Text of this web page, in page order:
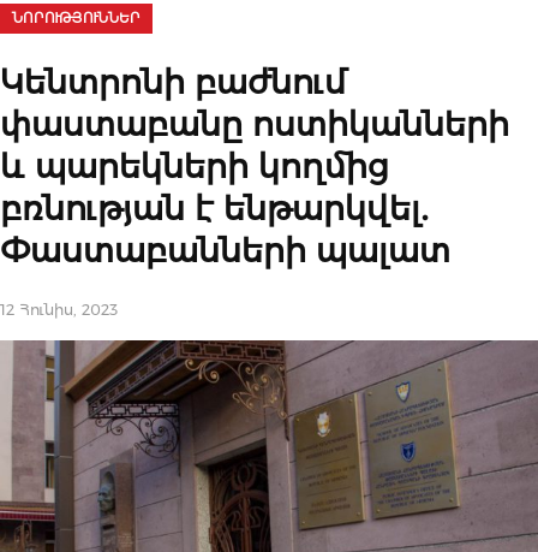
ՆՈՐՈՒԹՅՈՒՆՆԵՐ
Կենտրոնի բաժնում
փաստաբանը ոստիկանների
և պարեկների կողմից
բռնության է ենթարկվել․
Փաստաբանների պալատ
12 Հունիս, 2023